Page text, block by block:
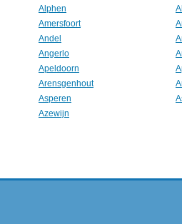
Alphen
Amersfoort
Andel
Angerlo
Apeldoorn
Arensgenhout
Asperen
Azewijn